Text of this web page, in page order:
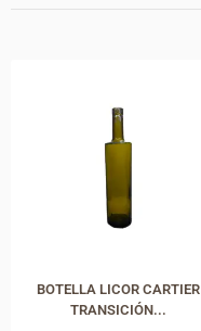
BOTELLA LICOR CARTIER
TRANSICIÓN...